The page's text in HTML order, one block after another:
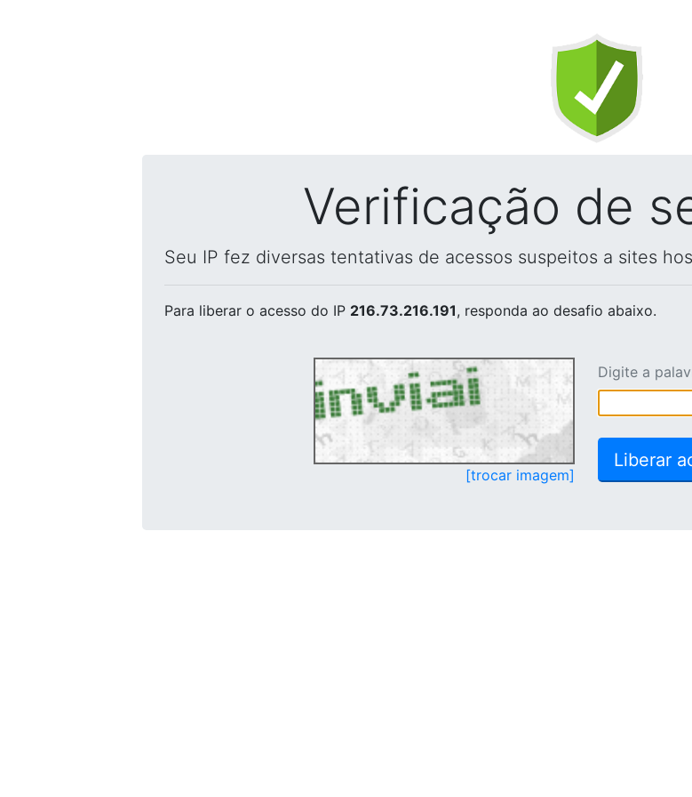
Verificação de
Seu IP fez diversas tentativas de acessos suspeitos a sites
Para liberar o acesso do IP 216.73.216.191, responda ao desafio abaixo.
[trocar imagem]
Digite a